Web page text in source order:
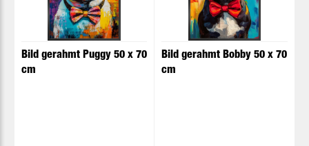
Bild gerahmt Puggy 50 x 70
cm
Bild gerahmt Bobby 50 x 70
cm